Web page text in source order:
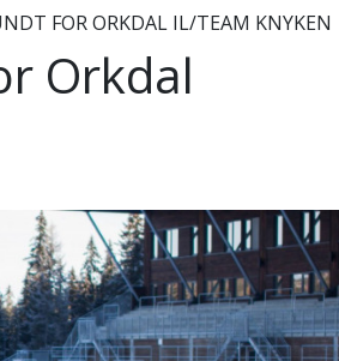
FOR ORKDAL IL/TEAM KNYKEN
Orkdal